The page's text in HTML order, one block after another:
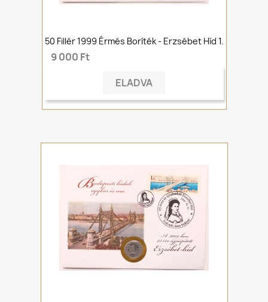
50 Fillér 1999 Érmés Boríték - Erzsébet Híd 1.
9 000 Ft
ELADVA